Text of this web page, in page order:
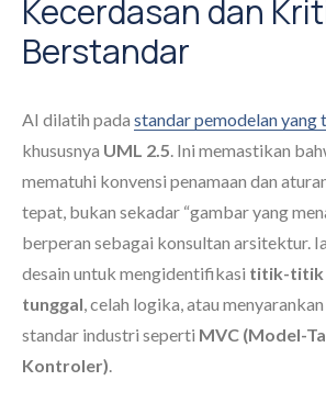
Kecerdasan dan
Berstandar
AI dilatih pada standar pemodelan yang
khususnya UML 2.5 . Ini memastikan
mematuhi konvensi penamaan dan
tepat, bukan sekadar “gambar yang
berperan sebagai konsultan arsitektur.
desain untuk mengidentifikasi titik-titik
tunggal , celah logika, atau
standar industri seperti MVC (Model-
Kontroler)